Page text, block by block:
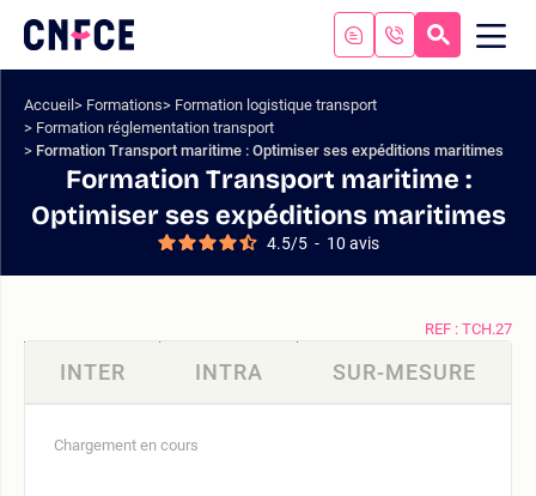
contenu
menu
Logo
site
Accueil Formations
Formation logistique transport
Formation réglementation transport
Formation Transport maritime : Optimiser ses expéditions maritimes
Formation Transport maritime :
Optimiser ses expéditions maritimes
4.5/5 - 10 avis
REF : TCH.27
INTER INTRA SUR-MESURE